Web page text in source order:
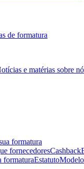
de formatura
e matérias sobre
formatura
fornecedoresCashback
formaturaEstatutoModelo